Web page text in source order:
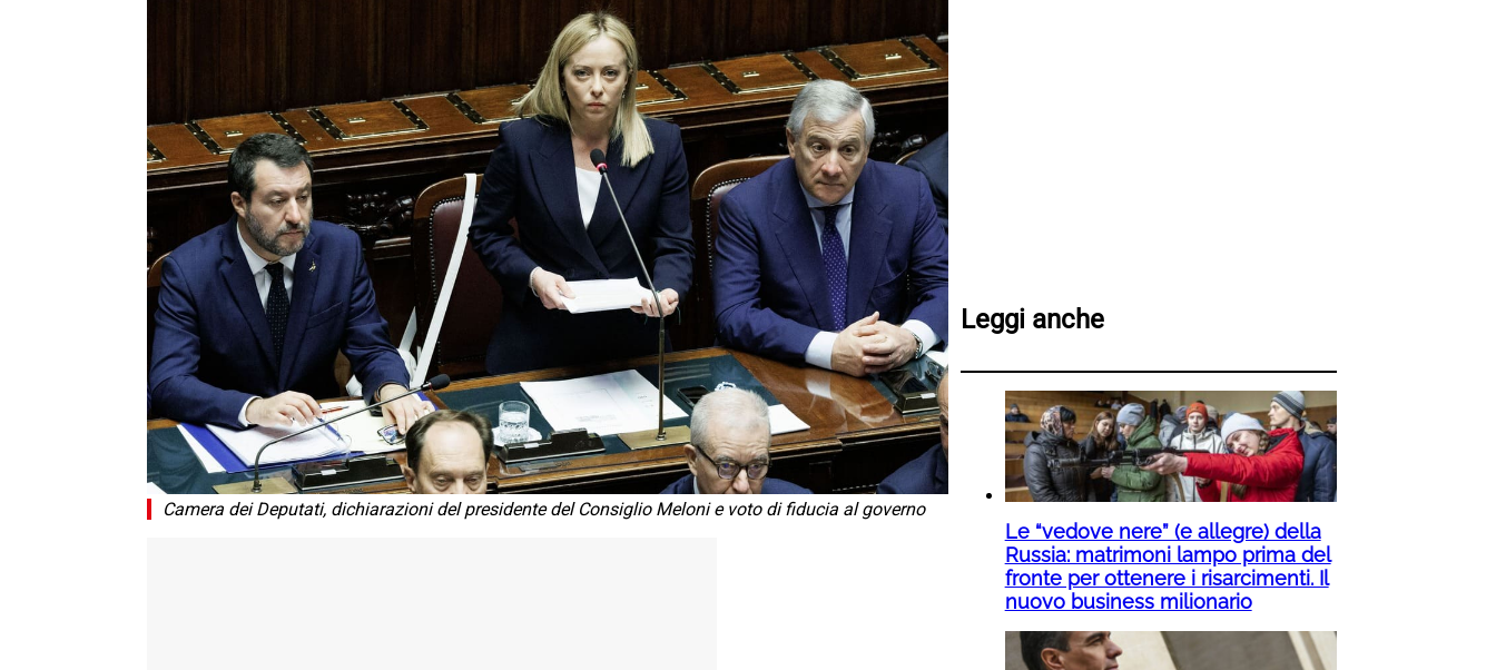
Camera dei Deputati, dichiarazioni del presidente del Consiglio Meloni e voto di fiducia al governo
Leggi anche
Le “vedove nere” (e allegre) della
Russia: matrimoni lampo prima del
fronte per ottenere i risarcimenti. Il
nuovo business milionario